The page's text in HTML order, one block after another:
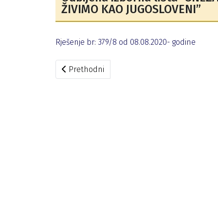
ŽIVIMO KAO JUGOSLOVENI”
Rješenje br: 379/8 od 08.08.2020- godine
Prethodni članak: Izmjene Tehničkih
Prethodni